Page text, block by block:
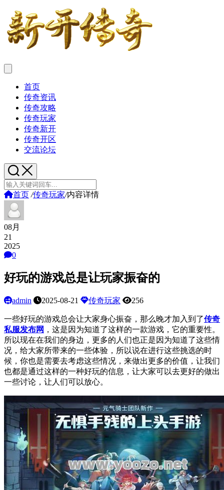
首页
传奇资讯
传奇攻略
传奇玩家
传奇新开
传奇开区
交流论坛
首页 /传奇玩家/内容详情
08月
21
2025
0
好玩的游戏总是让玩家振奋的
admin 2025-08-21 传奇玩家 256
一些好玩的游戏总会让大家身心振奋，那么晚才加入到了传奇
私服发布网 ，这是因为知道了这样的一款游戏，它的重要性。
所以现在在我们的身边，更多的人们也正是因为知道了这些情
况，给大家所带来的一些体验，所以说在进行这些挑选的时
候，你也是需要去考虑这些情况，来做出更多的价值，让我们
也都是通过这样的一种好玩的信息，让大家可以去更好的做出
一些讨论，让人们可以放心。